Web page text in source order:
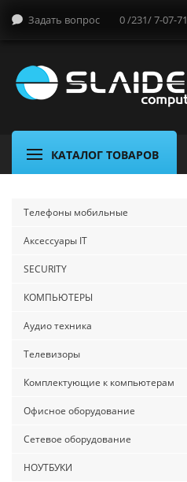
Задать вопрос 0 /231/ 7-07-71
КАТАЛОГ ТОВАРОВ
Телефоны мобильные
Аксессуары IT
SECURITY
КОМПЬЮТЕРЫ
Аудио техника
Телевизоры
Комплектующие к компьютерам
Офисное оборудование
Сетевое оборудование
НОУТБУКИ